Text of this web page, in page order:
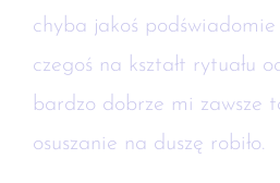
chyba jakoś podświadomie
czegoś na kształt rytuału
bardzo dobrze mi zawsze
osuszanie na duszę robiło.